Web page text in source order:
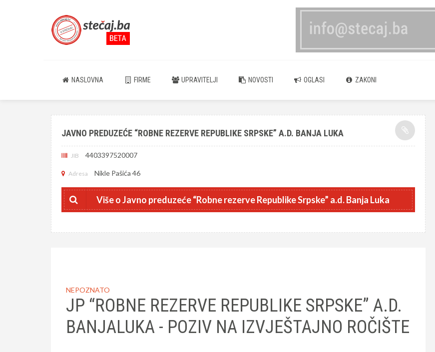
NASLOVNA FIRME UPRAVITELJI NOVOSTI OGLASI ZAKONI
JAVNO PREDUZEĆE “ROBNE REZERVE REPUBLIKE SRPSKE” A.D. BANJA LUKA
JIB 4403397520007
Adresa Nikle Pašića 46
Više o Javno preduzeće “Robne rezerve Republike Srpske” a.d. Banja Luka
NEPOZNATO
JP “ROBNE REZERVE REPUBLIKE SRPSKE” A.D.
BANJALUKA - POZIV NA IZVJEŠTAJNO ROČIŠTE